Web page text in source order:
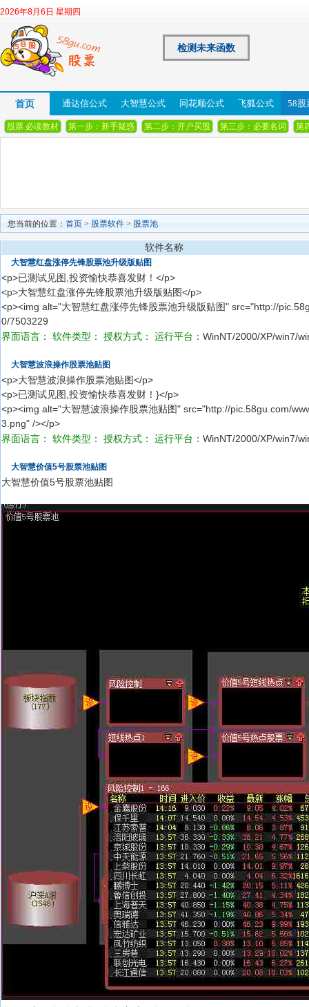
2026年8月6日 星期四
检测未来函数
首页 通达信公式 大智慧公式 同花顺公式 飞狐公式 58股
股票 必读教材 第一步：新手疑惑 第二步：开户买股 第三步：必要名词 第
您当前的位置： 首页 > 股票软件 > 股票池
软件名称
大智慧红盘涨停先锋股票池升级版贴图
<p>已测试见图,投资愉快恭喜发财！</p>
<p>大智慧红盘涨停先锋股票池升级版贴图</p>
<p><img alt="大智慧红盘涨停先锋股票池升级版贴图" src="http://
0/7503229
界面语言：
软件类型： 授权方式： 运行平台： WinNT/2000/XP/win7/
大智慧波浪操作股票池贴图
<p>大智慧波浪操作股票池贴图</p>
<p>已测试见图,投资愉快恭喜发财！}</p>
<p><img alt="大智慧波浪操作股票池贴图" src="http://pic.58gu.com/
3.png" /></p>
界面语言：
软件类型： 授权方式： 运行平台： WinNT/2000/XP/win7/
大智慧价值5号股票池贴图
大智慧价值5号股票池贴图